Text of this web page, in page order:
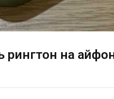
рингтон на